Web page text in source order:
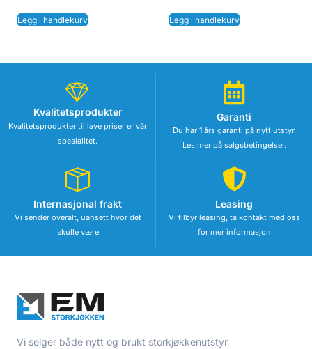
Legg i handlekurv Legg i handlekurv
Kvalitetsprodukter
Kvalitetsprodukter til lave priser er vår
spesialitet.
Garanti
Du har 1 års garanti på nytt utstyr.
Les mer på salgsbetingelser.
Internasjonal frakt
Vi sender overalt, uansett hvor det
skulle være
Leasing
Vi tilbyr leasing, ta kontakt med oss
for mer informasjon
Vi selger både nytt og brukt storkjøkkenutstyr